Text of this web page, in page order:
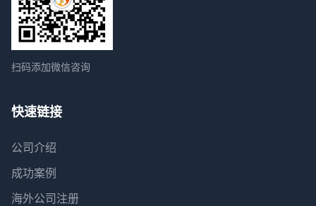
扫码添加微信咨询
快速链接
公司介绍
成功案例
海外公司注册